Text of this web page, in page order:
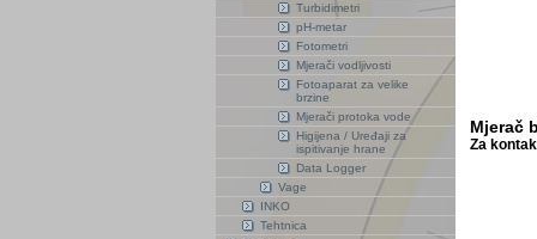
Turbidimetri
pH-metar
Fotometri
Mjerači vodljivosti
Fotoaparat za velike
brzine
Mjerači protoka vode
Higijena / Uređaji za
ispitivanje hrane
Data Logger
Vage
INKO
Tehtnica
Mjerač
Za